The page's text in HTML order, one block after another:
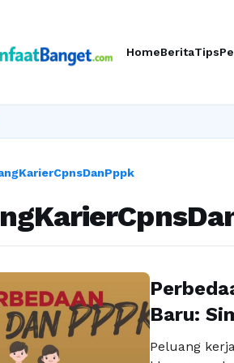
HomeBeritaTips
Baru:
Peluang